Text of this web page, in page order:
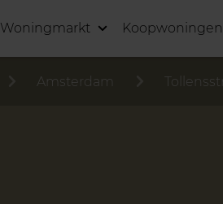
Woningmarkt Koopwoningen
Amsterdam